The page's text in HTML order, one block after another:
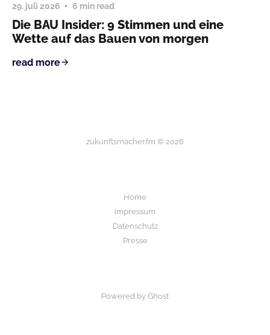
29. juli 2026 6 min read
Die BAU Insider: 9 Stimmen und eine
Wette auf das Bauen von morgen
read more
zukunftsmacher.fm © 2026
Home
Impressum
Datenschutz
Presse
Powered by Ghost